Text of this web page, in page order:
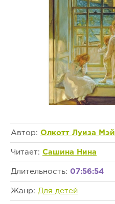
Автор: Олкотт Луиза Мэй
Читает: Сашина Нина
Длительность: 07:56:54
Жанр: Для детей